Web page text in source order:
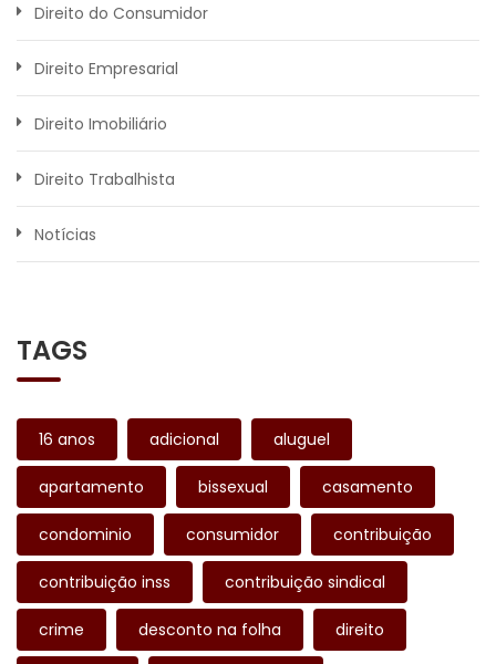
Direito do Consumidor
Direito Empresarial
Direito Imobiliário
Direito Trabalhista
Notícias
TAGS
16 anos adicional aluguel
apartamento bissexual casamento
condominio consumidor contribuição
contribuição inss contribuição sindical
crime desconto na folha direito